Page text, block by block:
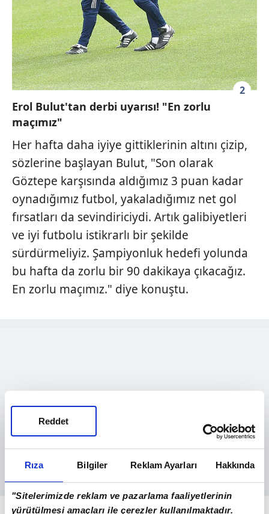
Rıza Bilgiler Reklam Ayarları Hakkında
"Sitelerimizde reklam ve pazarlama faaliyetlerinin
yürütülmesi amaçları ile çerezler kullanılmaktadır.
Reddet
2
Erol Bulut'tan derbi uyarısı! "En zorlu
maçımız"
Her hafta daha iyiye gittiklerinin altını çizip,
sözlerine başlayan Bulut, "Son olarak
Göztepe karşısında aldığımız 3 puan kadar
oynadığımız futbol, yakaladığımız net gol
fırsatları da sevindiriciydi. Artık galibiyetleri
ve iyi futbolu istikrarlı bir şekilde
sürdürmeliyiz. Şampiyonluk hedefi yolunda
bu hafta da zorlu bir 90 dakikaya çıkacağız.
En zorlu maçımız." diye konuştu.